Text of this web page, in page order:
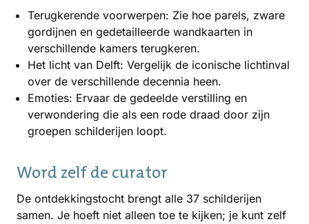
Terugkerende voorwerpen: Zie hoe parels, zware
gordijnen en gedetailleerde wandkaarten in
verschillende kamers terugkeren.
Het licht van Delft: Vergelijk de iconische lichtinval
over de verschillende decennia heen.
Emoties: Ervaar de gedeelde verstilling en
verwondering die als een rode draad door zijn
groepen schilderijen loopt.
Word zelf de curator
De ontdekkingstocht brengt alle 37 schilderijen
samen. Je hoeft niet alleen toe te kijken; je kunt zelf